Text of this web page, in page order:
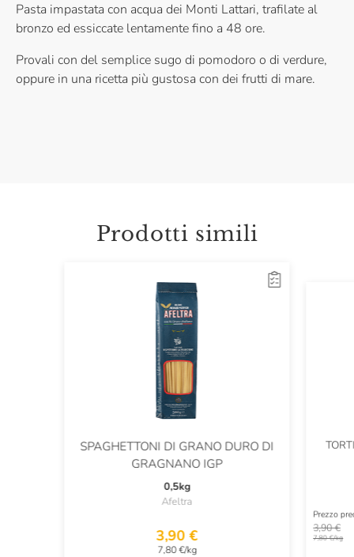
Pasta impastata con acqua dei Monti Lattari, trafilate al
bronzo ed essiccate lentamente fino a 48 ore.
Provali con del semplice sugo di pomodoro o di verdure,
oppure in una ricetta più gustosa con dei frutti di mare.
Prodotti simili
SPAGHETTONI DI GRANO DURO DI
GRAGNANO IGP
0,5kg
Afeltra
3,90 €
7,80 €/kg
Prezzo
3,90 €
7,80 €/kg